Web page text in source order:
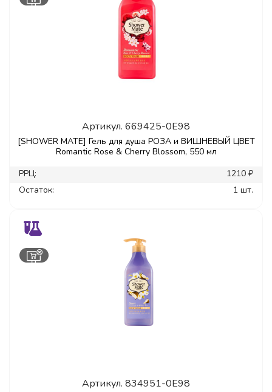
Артикул. 669425-0E98
[SHOWER MATE] Гель для душа РОЗА и ВИШНЕВЫЙ ЦВЕТ
Romantic Rose & Cherry Blossom, 550 мл
РРЦ:
1210 ₽
Остаток:
1 шт.
Артикул. 834951-0E98